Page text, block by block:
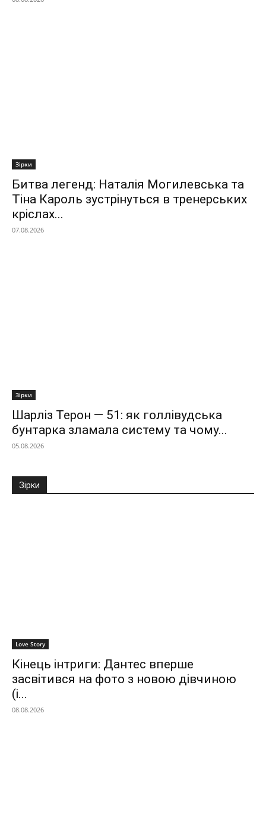
Зірки
Битва легенд: Наталія Могилевська та
Тіна Кароль зустрінуться в тренерських
кріслах...
07.08.2026
Зірки
Шарліз Терон — 51: як голлівудська
бунтарка зламала систему та чому...
05.08.2026
Зірки
Love Story
Кінець інтриги: Дантес вперше
засвітився на фото з новою дівчиною
(і...
08.08.2026